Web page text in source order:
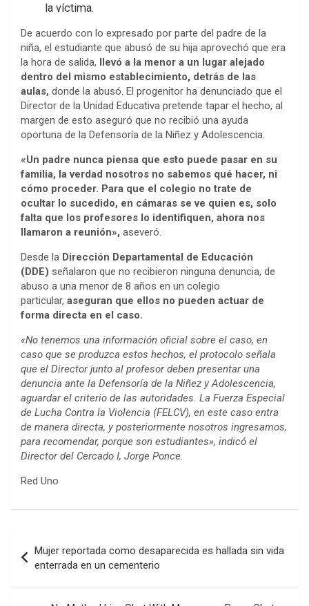
la víctima.
De acuerdo con lo expresado por parte del padre de la
niña, el estudiante que abusó de su hija aprovechó que era
la hora de salida, llevó a la menor a un lugar alejado
dentro del mismo establecimiento, detrás de las
aulas, donde la abusó. El progenitor ha denunciado que el
Director de la Unidad Educativa pretende tapar el hecho, al
margen de esto aseguró que no recibió una ayuda
oportuna de la Defensoría de la Niñez y Adolescencia.
«Un padre nunca piensa que esto puede pasar en su
familia, la verdad nosotros no sabemos qué hacer, ni
cómo proceder. Para que el colegio no trate de
ocultar lo sucedido, en cámaras se ve quien es, solo
falta que los profesores lo identifiquen, ahora nos
llamaron a reunión», aseveró.
Desde la Dirección Departamental de Educación
(DDE) señalaron que no recibieron ninguna denuncia, de
abuso a una menor de 8 años en un colegio
particular, aseguran que ellos no pueden actuar de
forma directa en el caso.
«No tenemos una información oficial sobre el caso, en
caso que se produzca estos hechos, el protocolo señala
que el Director junto al profesor deben presentar una
denuncia ante la Defensoría de la Niñez y Adolescencia,
aguardar el criterio de las autoridades. La Fuerza Especial
de Lucha Contra la Violencia (FELCV), en este caso entra
de manera directa, y posteriormente nosotros ingresamos,
para recomendar, porque son estudiantes», indicó el
Director del Cercado I, Jorge Ponce.
Red Uno
de
entradas
Mujer reportada como desaparecida es hallada sin vida
enterrada en un cementerio